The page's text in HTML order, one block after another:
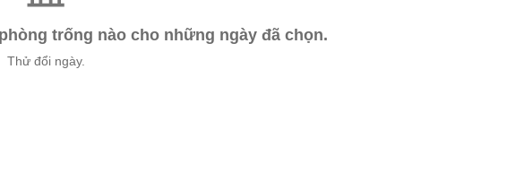
trống nào cho những ngày đã chọn.
Thử đổi ngày.